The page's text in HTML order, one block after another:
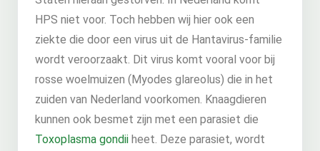
HPS niet voor. Toch hebben wij hier ook een
ziekte die door een virus uit de Hantavirus-familie
wordt veroorzaakt. Dit virus komt vooral voor bij
rosse woelmuizen (Myodes glareolus) die in het
zuiden van Nederland voorkomen. Knaagdieren
kunnen ook besmet zijn met een parasiet die
Toxoplasma gondii heet. Deze parasiet, wordt